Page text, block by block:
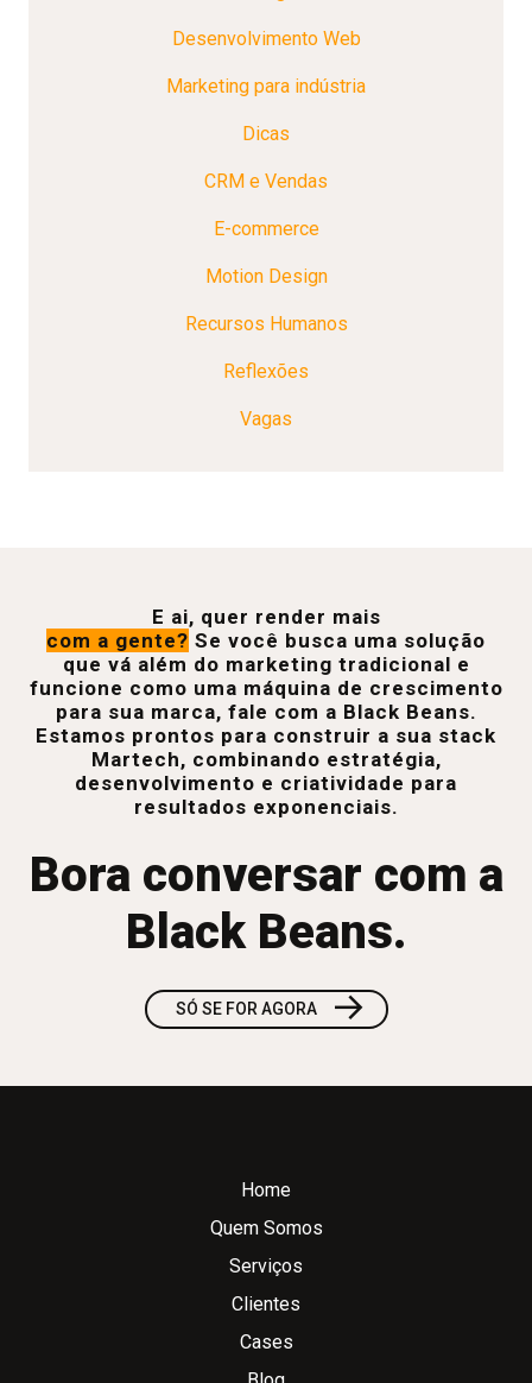
Desenvolvimento Web
Marketing para indústria
Dicas
CRM e Vendas
E-commerce
Motion Design
Recursos Humanos
Reflexões
Vagas
E ai, quer render mais
com a gente? Se você busca uma solução
que vá além do marketing tradicional e
funcione como uma máquina de crescimento
para sua marca, fale com a Black Beans.
Estamos prontos para construir a sua stack
Martech, combinando estratégia,
desenvolvimento e criatividade para
resultados exponenciais.
Bora conversar com a
Black Beans.
SÓ SE FOR AGORA →
Home
Quem Somos
Serviços
Clientes
Cases